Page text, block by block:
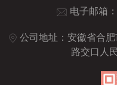
电子邮箱：
公司地址：安徽省合
路交口人